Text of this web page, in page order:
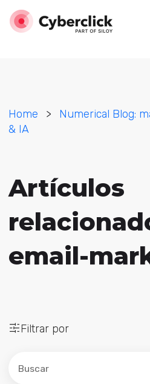
Home >
Numerical Blog:
& IA
Artículos
email-
Filtrar por